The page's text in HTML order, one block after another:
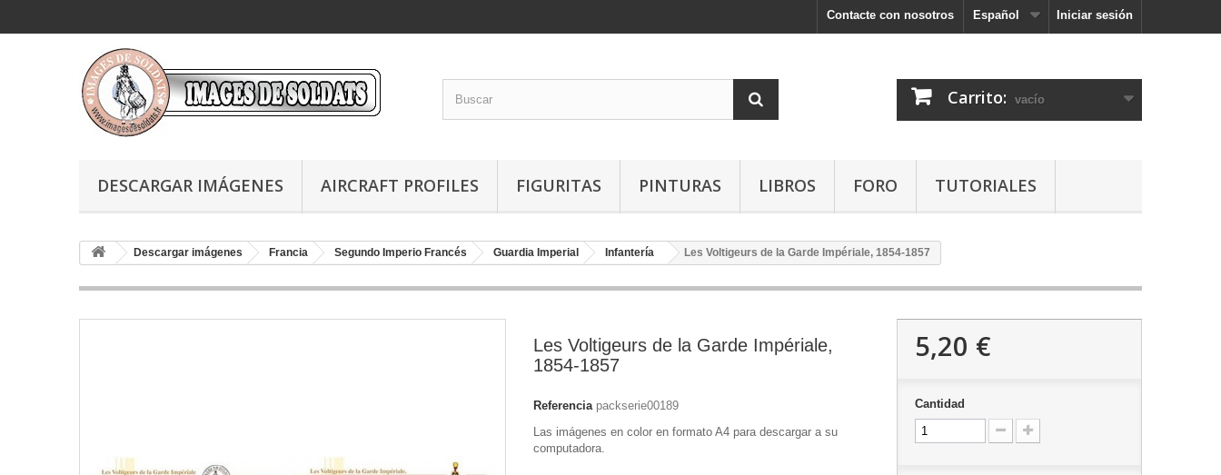
Iniciar sesión
Español
Contacte con nosotros
Carrito: vacío
DESCARGAR IMÁGENES AIRCRAFT PROFILES FIGURITAS PINTURAS LIBROS FORO TUTORIALES
Descargar imágenes Francia Segundo Imperio Francés Guardia Imperial Infantería Les Voltigeurs de la Garde Impériale, 1854-1857
Les Voltigeurs de la Garde Impériale,
1854-1857
Referencia packserie00189
Las imágenes en color en formato A4 para descargar a su
computadora.
5,20 €
Cantidad